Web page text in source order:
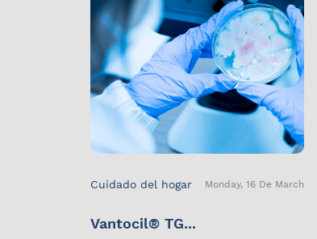
Cuidado del hogar Monday, 16 De March
Vantocil® TG...